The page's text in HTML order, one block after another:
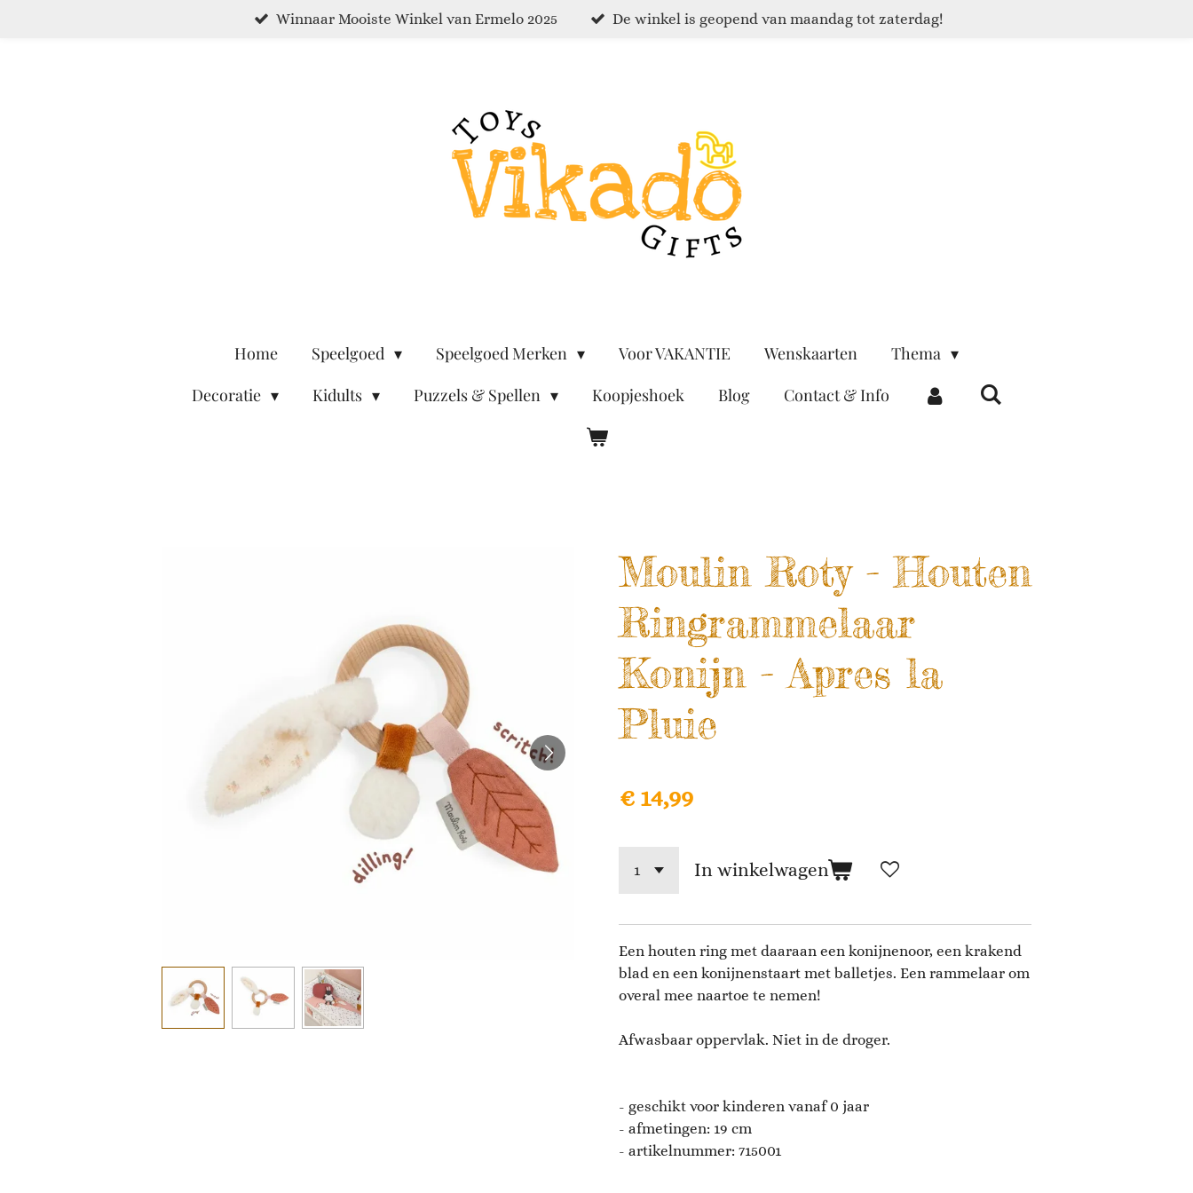
Winnaar Mooiste Winkel van Ermelo 2025 De winkel is geopend van maandag tot zaterdag!
Home Speelgoed Speelgoed Merken Voor VAKANTIE Wenskaarten
Thema
Decoratie
Kidults Puzzels & Spellen Koopjeshoek Blog Contact & Info
Moulin Roty - Houten
Ringrammelaar
Konijn - Apres la
Pluie
€ 14,99
In winkelwagen
Een houten ring met daaraan een konijnenoor, een krakend
blad en een konijnenstaart met balletjes. Een rammelaar om
overal mee naartoe te nemen!
Afwasbaar oppervlak. Niet in de droger.
- geschikt voor kinderen vanaf 0 jaar
- afmetingen: 19 cm
- artikelnummer: 715001